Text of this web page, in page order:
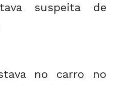
suspeita de
no carro no